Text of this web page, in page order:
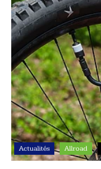
Actualités Allroad